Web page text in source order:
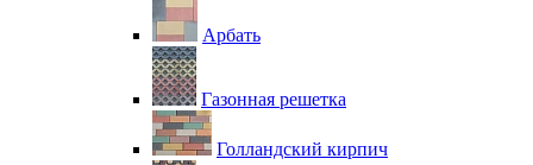
Арбать
Газонная решетка
Голландский кирпич